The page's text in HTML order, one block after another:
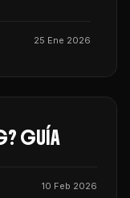
25 Ene 2026
GUÍA
10 Feb 2026